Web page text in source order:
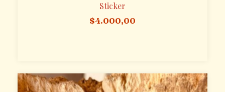
Sticker
$4.000,00